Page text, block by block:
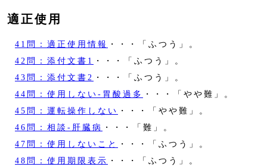
適正使用
41問：適正使用情報
・・・「ふつう」。
42問：添付文書1
・・・「ふつう」。
43問：添付文書2
・・・「ふつう」。
44問：使用しない‐胃酸過多
・・・「やや難」。
45問：運転操作しない ・・・「やや難」。
46問：相談‐肝臓病
・・・「難」。
47問：使用しないこと
・・・「ふつう」。
48問：使用期限表示 ・・・「ふつう」。